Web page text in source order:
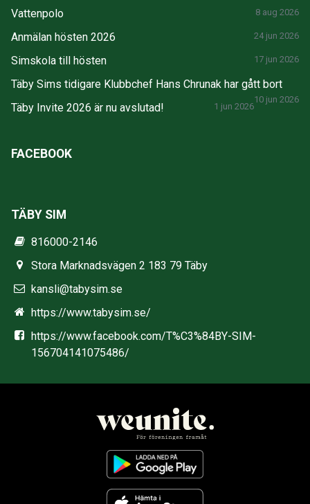
Vattenpolo 8 aug 2026
Anmälan hösten 2026 24 jun 2026
Simskola till hösten 17 jun 2026
Täby Sims tidigare Klubbchef Hans Chrunak har gått bort
10 jun 2026
Täby Invite 2026 är nu avslutad! 1 jun 2026
FACEBOOK
TÄBY SIM
816000-2146
Stora Marknadsvägen 2 183 79 Täby
kansli@tabysim.se
https://www.tabysim.se/
https://www.facebook.com/T%C3%84BY-SIM-
156704141075486/